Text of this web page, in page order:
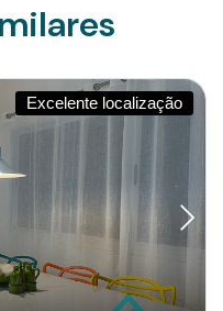
Excelente localização